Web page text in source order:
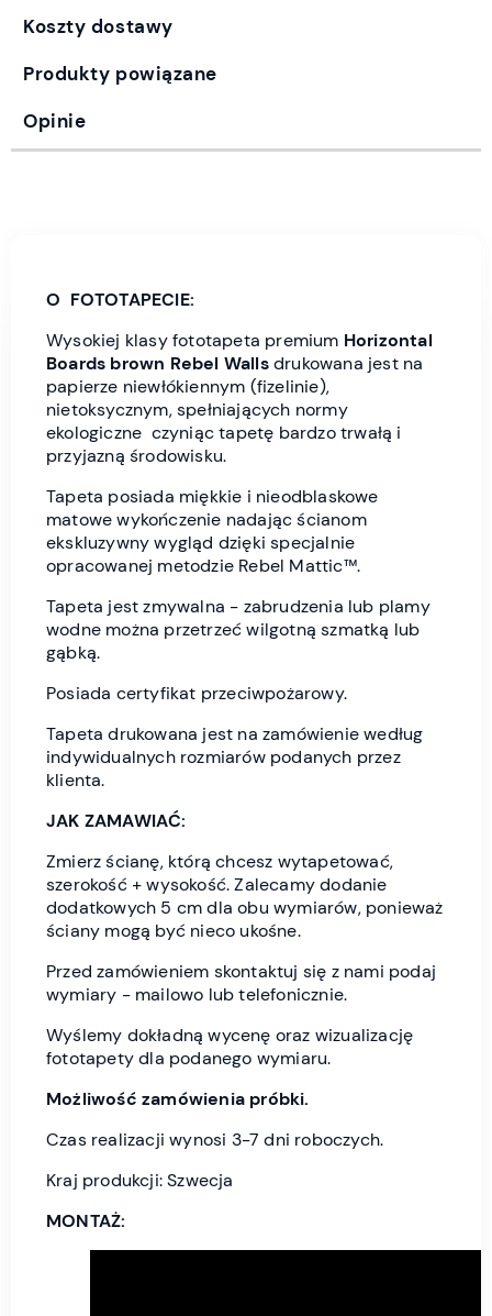
Koszty dostawy
Produkty powiązane
Opinie
O FOTOTAPECIE:
Wysokiej klasy fototapeta premium Horizontal
Boards brown Rebel Wallsdrukowana jest na
papierze niewłókiennym (fizelinie),
nietoksycznym, spełniających normy
ekologiczne czyniąc tapetę bardzo trwałą i
przyjazną środowisku.
Tapeta posiada miękkie i nieodblaskowe
matowe wykończenie nadając ścianom
ekskluzywny wygląd dzięki specjalnie
opracowanej metodzie Rebel Mattic™.
Tapeta jest zmywalna - zabrudzenia lub plamy
wodne można przetrzeć wilgotną szmatką lub
gąbką.
Posiada certyfikat przeciwpożarowy.
Tapeta drukowana jest na zamówienie według
indywidualnych rozmiarów podanych przez
klienta.
JAK ZAMAWIAĆ:
Zmierz ścianę, którą chcesz wytapetować,
szerokość + wysokość. Zalecamy dodanie
dodatkowych 5 cm dla obu wymiarów, ponieważ
ściany mogą być nieco ukośne.
Przed zamówieniem skontaktuj się z nami podaj
wymiary - mailowo lub telefonicznie.
Wyślemy dokładną wycenę oraz wizualizację
fototapety dla podanego wymiaru.
Możliwość zamówienia próbki.
Czas realizacji wynosi 3-7 dni roboczych.
Kraj produkcji: Szwecja
MONTAŻ: